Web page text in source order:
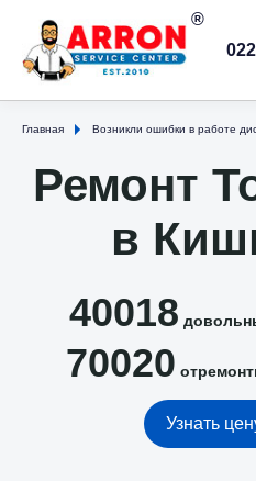
Главная Возникли ошибки в работе
Ремонт
в
40018
70020
Узнать